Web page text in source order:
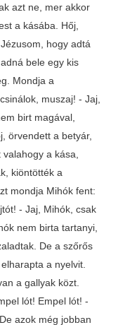
azt ne, mer akkor
a kásába. Hőj,
hogy adtá
bele egy kis
Mondja a
muszaj! - Jaj,
birt magával,
örvendett a betyár,
a kása,
kiöntötték a
mondja Mihók fent:
- Jaj, Mihók, csak
nem birta tartanyi,
De a szőrős
a nyelvit.
a gallyak közt.
lót! Empel lót! -
azok még jobban